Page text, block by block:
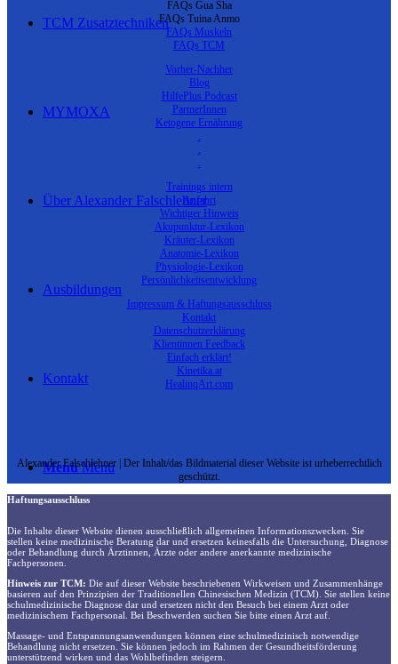
TCM Zusatztechniken
MYMOXA
Über Alexander Falschlehner
Ausbildungen
Kontakt
Menü Menü
FAQs Gua Sha
FAQs Tuina Anmo
FAQs Muskeln
FAQs TCM
Vorher-Nachher
Blog
HilfePlus Podcast
PartnerInnen
Ketogene Ernährung
.
.
.
Trainings intern
Anfahrt
Wichtiger Hinweis
Akupunktur-Lexikon
Kräuter-Lexikon
Anatomie-Lexikon
Physiologie-Lexikon
Persönlichkeitsentwicklung
Impressum & Haftungsausschluss
Kontakt
Datenschutzerklärung
Klientinnen Feedback
Einfach erklärt!
Kinetika.at
HealinqArt.com
Alexander Falschlehner | Der Inhalt/das Bildmaterial dieser Website ist urheberrechtlich
geschützt.
Haftungsausschluss
Die Inhalte dieser Website dienen ausschließlich allgemeinen Informationszwecken. Sie
stellen keine medizinische Beratung dar und ersetzen keinesfalls die Untersuchung, Diagnose
oder Behandlung durch Ärztinnen, Ärzte oder andere anerkannte medizinische
Fachpersonen.
Hinweis zur TCM: Die auf dieser Website beschriebenen Wirkweisen und Zusammenhänge
basieren auf den Prinzipien der Traditionellen Chinesischen Medizin (TCM). Sie stellen keine
schulmedizinische Diagnose dar und ersetzen nicht den Besuch bei einem Arzt oder
medizinischem Fachpersonal. Bei Beschwerden suchen Sie bitte einen Arzt auf.
Massage- und Entspannungsanwendungen können eine schulmedizinisch notwendige
Behandlung nicht ersetzen. Sie können jedoch im Rahmen der Gesundheitsförderung
unterstützend wirken und das Wohlbefinden steigern.